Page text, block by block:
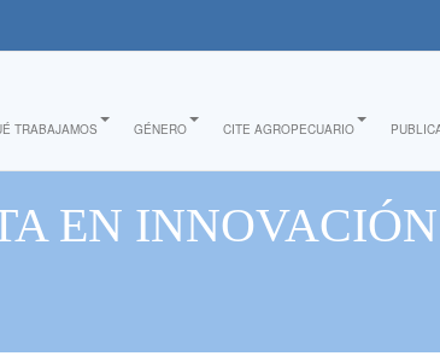
TRABAJAMOS GÉNERO CITE AGROPECUARIO
EN